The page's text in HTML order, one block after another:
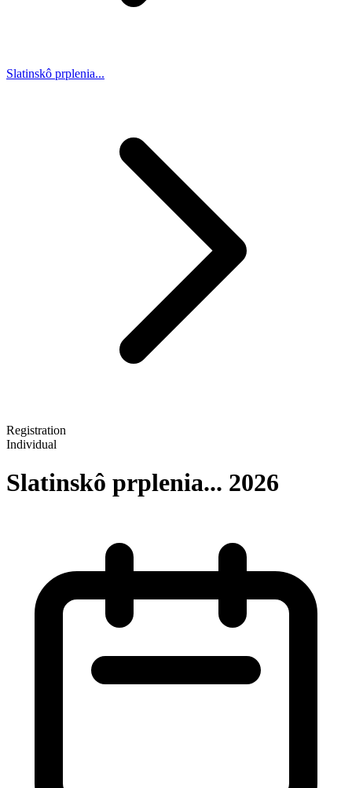
Slatinskô prplenia...
Registration
Individual
Slatinskô prplenia... 2026